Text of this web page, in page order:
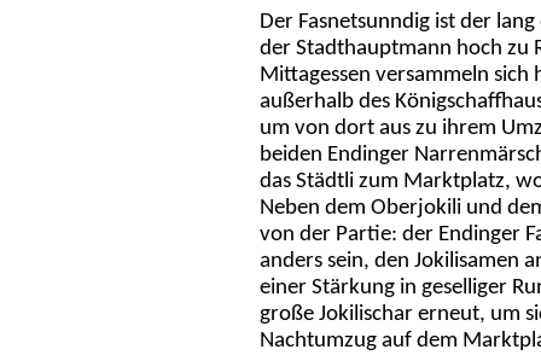
Der Fasnetsunndig ist der
der Stadthauptmann hoch zu
Mittagessen versammeln
außerhalb des
um von dort aus zu ihrem
beiden Endinger
das Städtli zum Marktplatz,
Neben dem Oberjokili und
von der Partie: der Endinger
anders sein, den Jokilisamen
einer Stärkung in geselliger
große Jokilischar erneut, um
Nachtumzug auf dem